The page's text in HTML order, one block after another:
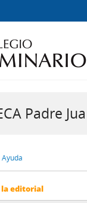
Padre
Ayuda
editorial